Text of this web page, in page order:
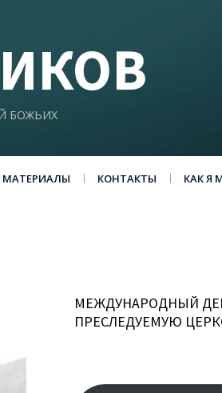
БОЖЬИХ
МАТЕРИАЛЫ КОНТАКТЫ КАК Я
МЕЖДУНАРОДНЫЙ
ПРЕСЛЕДУЕМУЮ